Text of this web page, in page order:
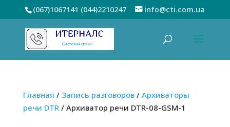
(067)1067141 (044)2210247 info@cti.com.ua
Главная / Запись разговоров/ Архиваторы
речи DTR/ Архиватор речи DTR-08-GSM-1